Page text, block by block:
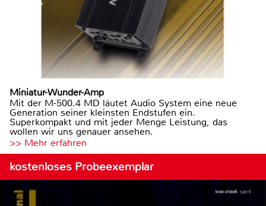
Miniatur-Wunder-Amp
Mit der M-500.4 MD läutet Audio System eine neue
Generation seiner kleinsten Endstufen ein.
Superkompakt und mit jeder Menge Leistung, das
wollen wir uns genauer ansehen.
>> Mehr erfahren
kostenloses Probeexemplar